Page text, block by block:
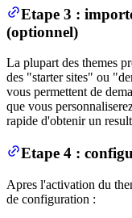
Etape 3 :
(optionnel)
La plupart des themes
des "starter sites" ou
vous permettent de
que vous
rapide d'obtenir un
Etape 4 :
Apres l'activation du
de configuration :